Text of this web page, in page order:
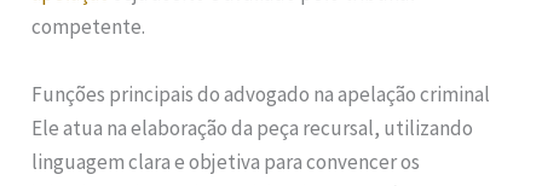
competente.
Funções principais do advogado na apelação criminal
Ele atua na elaboração da peça recursal, utilizando
linguagem clara e objetiva para convencer os